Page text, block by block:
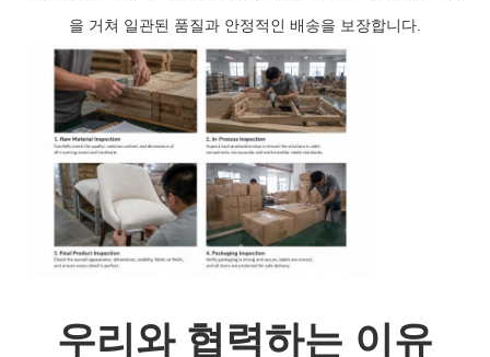
을 거쳐 일관된 품질과 안정적인 배송을 보장합니다.
우리와 협력하는 이유